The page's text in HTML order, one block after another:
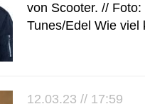
von Scooter. // Foto:
Tunes/Edel Wie viel
12.03.23 // 17:59